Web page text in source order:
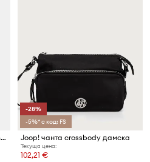
Чанта Joop! Cortina Piazza Franziska
-28%
-5%* с код: FS
Joop! чанта crossbody дамска
Текуща цена:
102,21 €